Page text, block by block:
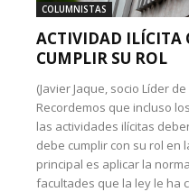
COLUMNISTAS
ACTIVIDAD ILÍCITA
CUMPLIR SU ROL
(Javier Jaque, socio Líder
Recordemos que incluso
las actividades ilícitas
debe cumplir con su rol en
principal es aplicar la
facultades que la ley le ha